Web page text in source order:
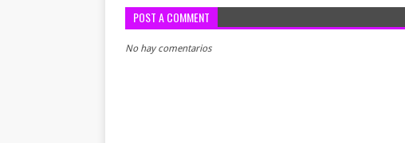
POST A COMMENT
No hay comentarios